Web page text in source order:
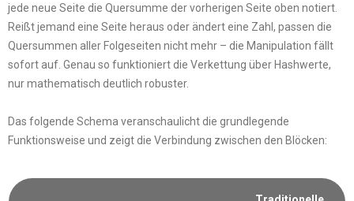
jede neue Seite die Quersumme der vorherigen Seite oben notiert.
Reißt jemand eine Seite heraus oder ändert eine Zahl, passen die
Quersummen aller Folgeseiten nicht mehr – die Manipulation fällt
sofort auf. Genau so funktioniert die Verkettung über Hashwerte,
nur mathematisch deutlich robuster.
Das folgende Schema veranschaulicht die grundlegende
Funktionsweise und zeigt die Verbindung zwischen den Blöcken: